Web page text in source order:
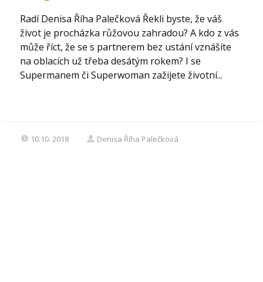
Radí Denisa Říha Palečková Řekli byste, že váš
život je procházka růžovou zahradou? A kdo z vás
může říct, že se s partnerem bez ustání vznášíte
na oblacích už třeba desátým rokem? I se
Supermanem či Superwoman zažijete životní...
10.10. 2018 Denisa Říha Palečková